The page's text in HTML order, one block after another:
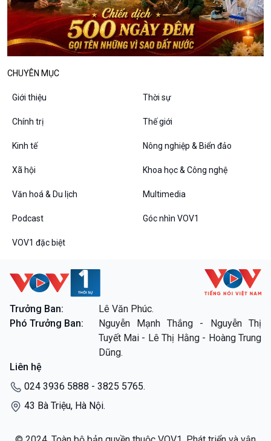
VOV1 đặc biệt
Thanh âm ký sự
Các chương trình đặc biệt
CHUYÊN MỤC
Giới thiệu Thời sự
Chính trị Thế giới
Kinh tế Nông nghiệp & Biển đảo
Xã hội Khoa học & Công nghệ
Văn hoá & Du lịch Multimedia
Podcast Góc nhìn VOV1
VOV1 đặc biệt
Trưởng Ban:
Lê Văn Phúc.
Phó Trưởng Ban:
Nguyễn Mạnh Thắng - Nguyễn Thị
Tuyết Mai - Lê Thị Hằng - Hoàng Trung
Dũng.
Liên hệ
024 3936 5888 - 3825 5765.
43 Bà Triệu, Hà Nội.